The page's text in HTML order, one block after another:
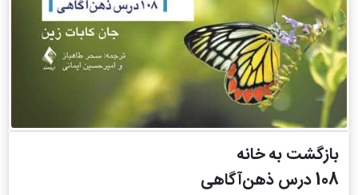
بازگشت به خانه
108 درس ذهن‌آگاهی